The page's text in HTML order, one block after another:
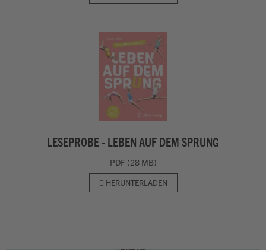
LESEPROBE - LEBEN AUF DEM SPRUNG
PDF (28 MB)
HERUNTERLADEN